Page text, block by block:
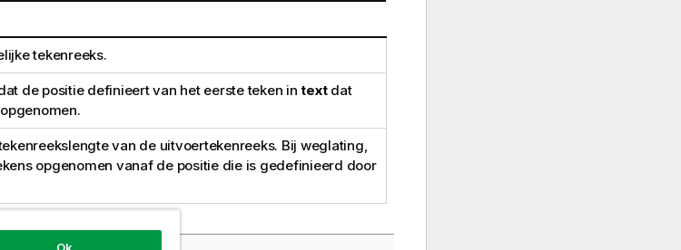
tekenreeks.
de positie definieert van het eerste teken intextdat
van de uitvoertekenreeks. Bij weglating,
opgenomen vanaf de positie die is gedefinieerd door